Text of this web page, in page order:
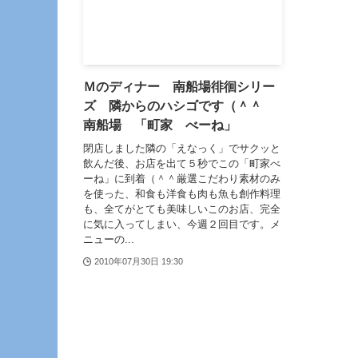
Ｍのディナー 南船場徘徊シリー
ズ 隣からのハシゴです（＾＾
南船場 「町家 べーね」
閉店しました隣の「えなっく」でサクッと
飲んだ後、お店を出て５秒でこの「町家べ
ーね」に到着（＾＾厳選こだわり素材のみ
を使った、和食も洋食も肉も魚も創作料理
も、全てがとても美味しいこのお店、完全
に気に入ってしまい、今週２回目です。メ
ニューの...
2010年07月30日 19:30